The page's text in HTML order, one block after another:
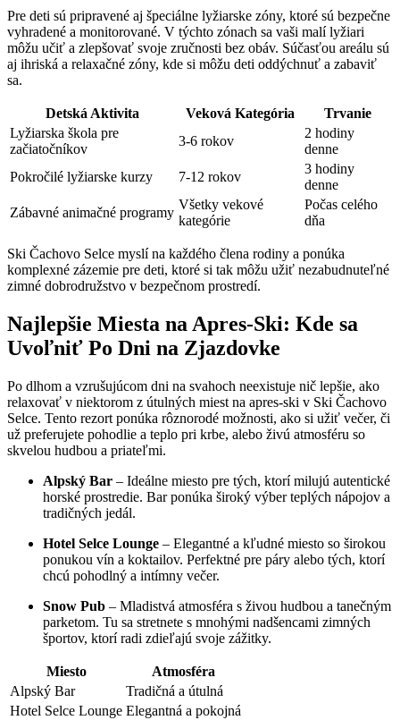
Pre deti sú pripravené⁤ aj⁤ špeciálne lyžiarske zóny, ktoré sú bezpečne
vyhradené a monitorované. V týchto zónach sa vaši malí lyžiari
môžu učiť a zlepšovať svoje zručnosti bez obáv. Súčasťou areálu sú
aj ihriská a relaxačné‍ zóny, kde si ⁣môžu deti oddýchnuť a‌ zabaviť
sa.
Detská Aktivita Veková⁤ Kategória
Trvanie
Lyžiarska škola pre
začiatočníkov
3-6‌ rokov
2⁢ hodiny
denne
Pokročilé lyžiarske⁤ kurzy
7-12 rokov
3 hodiny
denne
Zábavné animačné programy
Všetky vekové⁢
kategórie
Počas celého
dňa
Ski Čachovo Selce myslí na každého ⁣člena rodiny a ponúka
komplexné‌ zázemie pre deti, ktoré si tak⁢ môžu užiť nezabudnuteľné
⁢zimné dobrodružstvo v⁣ bezpečnom prostredí.
Najlepšie⁢ Miesta na⁢ Apres-Ski: Kde ‍sa
Uvoľniť Po Dni ⁢na Zjazdovke
Po dlhom a⁢ vzrušujúcom dni ⁣na svahoch neexistuje nič lepšie,⁤ ako
relaxovať⁣ v niektorom z​ útulných miest na apres-ski v ​Ski Čachovo
Selce. ⁢Tento rezort ponúka rôznorodé⁣ možnosti, ako⁢ si‍ užiť večer, či
už preferujete pohodlie ‍a teplo pri krbe, ‌alebo živú atmosféru so
skvelou hudbou a priateľmi.
Alpský‍ Bar – ‍Ideálne miesto pre⁣ tých, ktorí milujú autentické
horské prostredie. Bar‌ ponúka široký výber teplých nápojov a
tradičných jedál.
Hotel Selce Lounge – Elegantné a ⁤kľudné miesto‌ so širokou
ponukou vín a koktailov. ‌Perfektné pre ⁣páry alebo tých, ktorí
chcú pohodlný a intímny večer.
Snow Pub – Mladistvá atmosféra s živou hudbou a​ tanečným
parketom. Tu‌ sa stretnete s ⁤mnohými nadšencami zimných
športov, ktorí⁤ radi zdieľajú svoje⁤ zážitky.
Miesto
Atmosféra
Alpský Bar
Tradičná a útulná
Hotel Selce Lounge Elegantná ⁣a pokojná